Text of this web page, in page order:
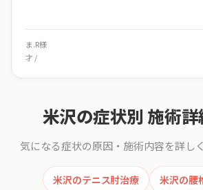
ま.R様
才 /
米沢の症状別 施術
気になる症状の原因・施術内容を詳し
米沢のテニス肘治療 米沢の腰